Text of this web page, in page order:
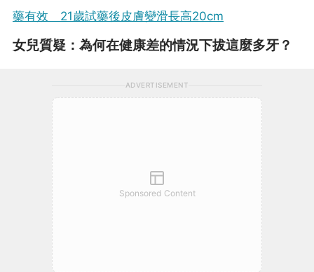
藥有效 21歲試藥後皮膚變滑長高20cm
女兒質疑：為何在健康差的情況下拔這麼多牙？
ADVERTISEMENT
Sponsored Content